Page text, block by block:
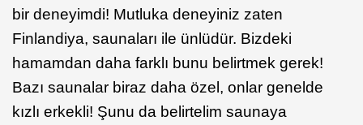
bir deneyimdi! Mutluka deneyiniz zaten
Finlandiya, saunaları ile ünlüdür. Bizdeki
hamamdan daha farklı bunu belirtmek gerek!
Bazı saunalar biraz daha özel, onlar genelde
kızlı erkekli! Şunu da belirtelim saunaya